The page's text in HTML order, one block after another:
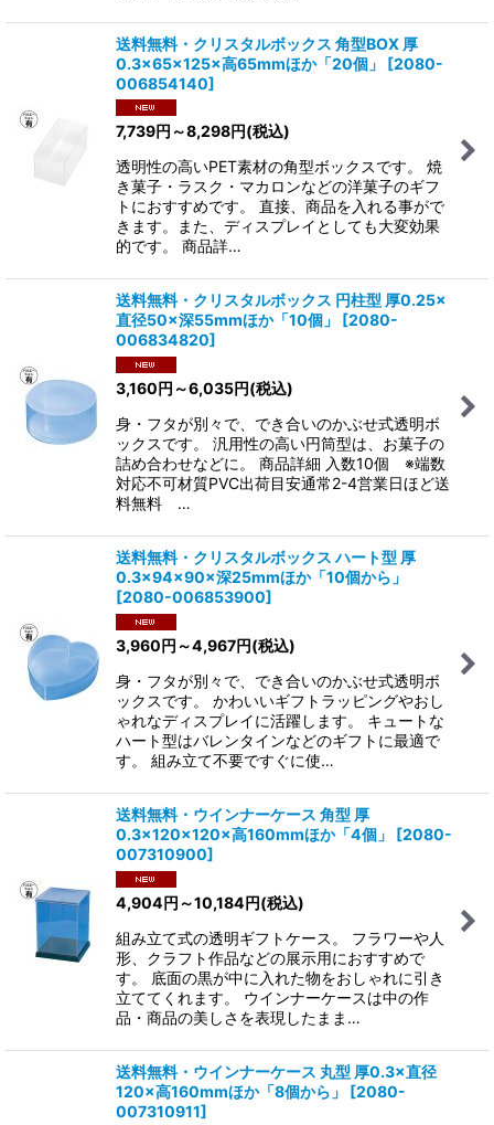
送料無料・クリスタルボックス 角型BOX 厚
0.3×65×125×高65mmほか「20個」
[2080-
006854140]
7,739円 ～8,298円(税込)
透明性の高いPET素材の角型ボックスです。 焼
き菓子・ラスク・マカロンなどの洋菓子のギフ
トにおすすめです。 直接、商品を入れる事がで
きます。また、ディスプレイとしても大変効果
的です。 商品詳…
送料無料・クリスタルボックス 円柱型 厚0.25×
直径50×深55mmほか「10個」
[2080-
006834820]
3,160円 ～6,035円(税込)
身・フタが別々で、でき合いのかぶせ式透明ボ
ックスです。 汎用性の高い円筒型は、お菓子の
詰め合わせなどに。 商品詳細 入数10個 ※端数
対応不可材質PVC出荷目安通常2-4営業日ほど送
料無料 …
送料無料・クリスタルボックス ハート型 厚
0.3×94×90×深25mmほか「10個から」
[2080-006853900]
3,960円 ～4,967円(税込)
身・フタが別々で、でき合いのかぶせ式透明ボ
ックスです。 かわいいギフトラッピングやおし
ゃれなディスプレイに活躍します。 キュートな
ハート型はバレンタインなどのギフトに最適で
す。 組み立て不要ですぐに使…
送料無料・ウインナーケース 角型 厚
0.3×120×120×高160mmほか「4個」
[2080-
007310900]
4,904円 ～10,184円(税込)
組み立て式の透明ギフトケース。 フラワーや人
形、クラフト作品などの展示用におすすめで
す。 底面の黒が中に入れた物をおしゃれに引き
立ててくれます。 ウインナーケースは中の作
品・商品の美しさを表現したまま…
送料無料・ウインナーケース 丸型 厚0.3×直径
120×高160mmほか「8個から」
[2080-
007310911]